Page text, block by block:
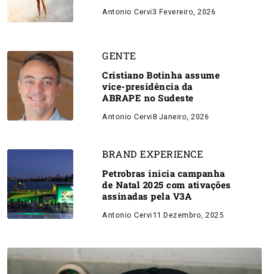
Antonio Cervi3 Fevereiro, 2026
GENTE
Cristiano Botinha assume
vice-presidência da
ABRAPE no Sudeste
Antonio Cervi8 Janeiro, 2026
BRAND EXPERIENCE
Petrobras inicia campanha
de Natal 2025 com ativações
assinadas pela V3A
Antonio Cervi 11 Dezembro, 2025